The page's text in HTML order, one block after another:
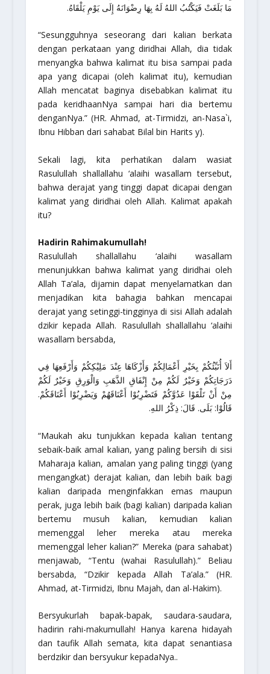
مَا بَلَغَتْ فَيَكْتُبُ اللهُ لَهُ بِهَا رِضْوَانَهُ إِلَى يَوْمِ يَلْقَاهُ.
“Sesungguhnya seseorang dari kalian berkata
dengan perkataan yang diridhai Allah, dia tidak
menyangka bahwa kalimat itu bisa sampai pada
apa yang dicapai (oleh kalimat itu), kemudian
Allah mencatat baginya disebabkan kalimat itu
pada keridhaanNya sampai hari dia bertemu
denganNya.”(HR. Ahmad, at-Tirmidzi, an-Nasa`i,
Ibnu Hibban dari sahabat Bilal bin Harits y).
Sekali lagi, kita perhatikan dalam wasiat
Rasulullah shallallahu ‘alaihi wasallam tersebut,
bahwa derajat yang tinggi dapat dicapai dengan
kalimat yang diridhai oleh Allah. Kalimat apakah
itu?
Hadirin Rahimakumullah!
Rasulullah shallallahu ‘alaihi wasallam
menunjukkan bahwa kalimat yang diridhai oleh
Allah Ta’ala, dijamin dapat menyelamatkan dan
menjadikan kita bahagia bahkan mencapai
derajat yang setinggi-tingginya di sisi Allah adalah
dzikir kepada Allah. Rasulullah shallallahu ‘alaihi
wasallam bersabda,
أَلاَ أُنَبِّئُكُمْ بِخَيْرِ أَعْمَالِكُمْ وَأَزْكَاهَا عِنْدَ مَلِيْكِكُمْ وَأَرْفَعِهَا فِي
دَرَجَاتِكُمْ وَخَيْرٌ لَكُمْ مِنْ إِنْفَاقِ الذَّهَبِ وَالْوَرِقِ وَخَيْرٌ لَكُمْ
مِنْ أَنْ تَلْقَوْا عَدُوَّكُمْ فَتَضْرِبُوْا أَعْنَاقَهُمْ وَيَضْرِبُوْا أَعْنَاقَكُمْ.
قَالُوْا: بَلَى. قَالَ: ذِكْرُ اللهِ.
“Maukah aku tunjukkan kepada kalian tentang
sebaik-baik amal kalian, yang paling bersih di sisi
Maharaja kalian, amalan yang paling tinggi (yang
mengangkat) derajat kalian, dan lebih baik bagi
kalian daripada menginfakkan emas maupun
perak, juga lebih baik (bagi kalian) daripada kalian
bertemu musuh kalian, kemudian kalian
memenggal leher mereka atau mereka
memenggal leher kalian?” Mereka (para sahabat)
menjawab, “Tentu (wahai Rasulullah).” Beliau
bersabda, “Dzikir kepada Allah Ta’ala.”(HR.
Ahmad, at-Tirmidzi, Ibnu Majah, dan al-Hakim).
Bersyukurlah bapak-bapak, saudara-saudara,
hadirin rahi-makumullah! Hanya karena hidayah
dan taufik Allah semata, kita dapat senantiasa
berdzikir dan bersyukur kepadaNya..